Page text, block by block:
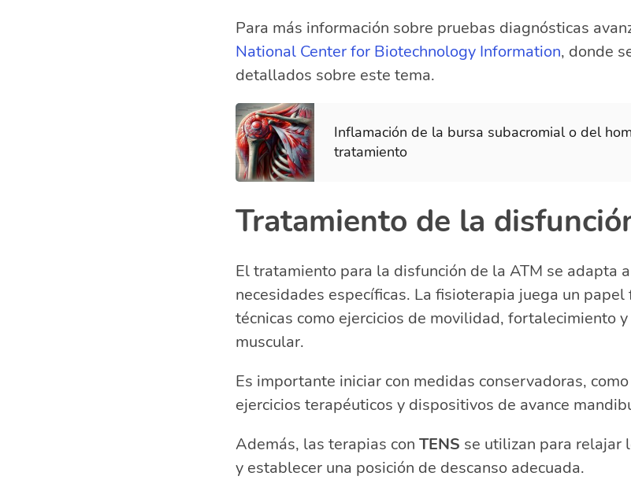
Para más información sobre pruebas diagnósticas
National Center for Biotechnology Information, donde
detallados sobre este tema.
Inflamación de la bursa subacromial o del
tratamiento
Tratamiento de la
El tratamiento para la disfunción de la ATM se adapta
necesidades específicas. La fisioterapia juega un
técnicas como ejercicios de movilidad, fortalecimiento
muscular.
Es importante iniciar con medidas conservadoras,
ejercicios terapéuticos y dispositivos de avance
Además, las terapias con TENS se utilizan para relajar
y establecer una posición de descanso adecuada.